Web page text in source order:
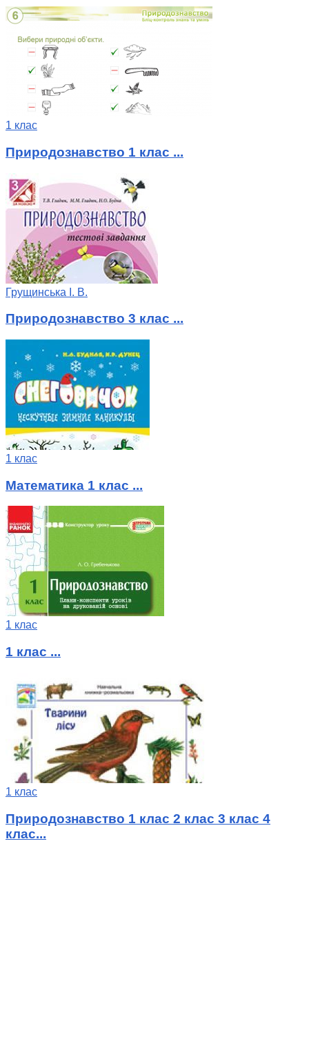
1 клас
Природознавство 1 клас ...
Грущинська І. В.
Природознавство 3 клас ...
1 клас
Математика 1 клас ...
1 клас
1 клас ...
1 клас
Природознавство 1 клас 2 клас 3 клас 4
клас...